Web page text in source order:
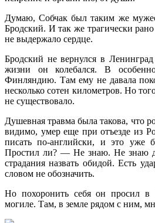
Думаю, Собчак был таким же
Бродский. И так же трагически
не выдержало сердце.
Бродский не вернулся в
жизни он колебался. В
Финляндию. Там ему не давала
несколько сотен километров. Но
не существовало.
Душевная травма была такова, что
видимо, умер еще при отъезде из
писать по-английски, и это уже
Простил ли? — Не знаю. Не знаю
страдания назвать обидой. Есть
словом не обозначить.
Но похоронить себя он просил
могиле. Там, в земле рядом с ним,